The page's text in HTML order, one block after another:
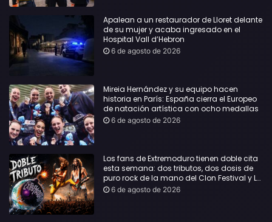
Apalean a un restaurador de Lloret delante
de su mujer y acaba ingresado en el
Hospital Vall d’Hebron
6 de agosto de 2026
Mireia Hernández y su equipo hacen
historia en París: España cierra el Europeo
de natación artística con ocho medallas
6 de agosto de 2026
Los fans de Extremoduro tienen doble cita
esta semana: dos tributos, dos dosis de
puro rock de la mano del Clon Festival y La
Jarana
6 de agosto de 2026